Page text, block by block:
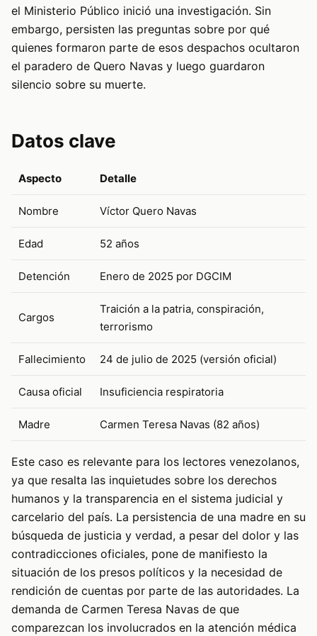
el Ministerio Público inició una investigación. Sin
embargo, persisten las preguntas sobre por qué
quienes formaron parte de esos despachos ocultaron
el paradero de Quero Navas y luego guardaron
silencio sobre su muerte.
Datos clave
Aspecto Detalle
Nombre Víctor Quero Navas
Edad 52 años
Detención Enero de 2025 por DGCIM
Cargos
Traición a la patria, conspiración,
terrorismo
Fallecimiento 24 de julio de 2025 (versión oficial)
Causa oficial Insuficiencia respiratoria
Madre Carmen Teresa Navas (82 años)
Este caso es relevante para los lectores venezolanos,
ya que resalta las inquietudes sobre los derechos
humanos y la transparencia en el sistema judicial y
carcelario del país. La persistencia de una madre en su
búsqueda de justicia y verdad, a pesar del dolor y las
contradicciones oficiales, pone de manifiesto la
situación de los presos políticos y la necesidad de
rendición de cuentas por parte de las autoridades. La
demanda de Carmen Teresa Navas de que
comparezcan los involucrados en la atención médica